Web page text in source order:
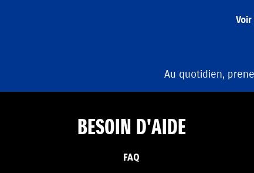
Au quotidien,
BESOIN D'AIDE
FAQ